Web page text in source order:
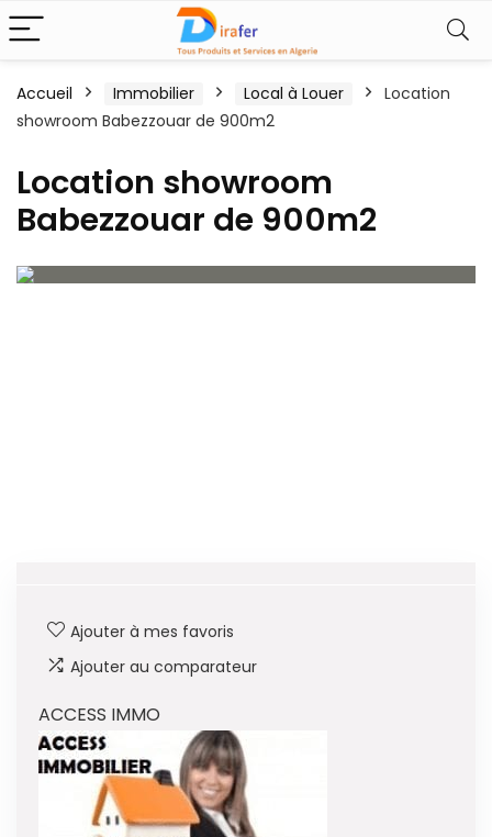
Accueil Immobilier Local à Louer
Location
showroom Babezzouar de 900m2
Location showroom
Babezzouar de 900m2
Ajouter à mes favoris
Ajouter au comparateur
ACCESS IMMO